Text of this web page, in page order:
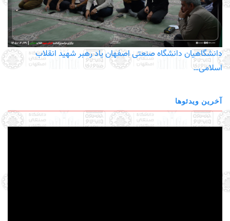
دانشگاهیان دانشگاه صنعتی اصفهان یاد رهبر شهید انقلاب
اسلامی…
آخرین ویدئوها